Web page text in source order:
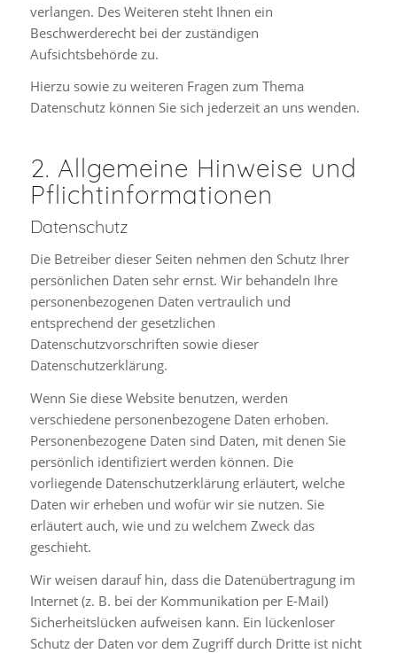
verlangen. Des Weiteren steht Ihnen ein
Beschwerderecht bei der zuständigen
Aufsichtsbehörde zu.
Hierzu sowie zu weiteren Fragen zum Thema
Datenschutz können Sie sich jederzeit an uns wenden.
2. Allgemeine Hinweise und
Pflicht­informationen
Datenschutz
Die Betreiber dieser Seiten nehmen den Schutz Ihrer
persönlichen Daten sehr ernst. Wir behandeln Ihre
personenbezogenen Daten vertraulich und
entsprechend der gesetzlichen
Datenschutzvorschriften sowie dieser
Datenschutzerklärung.
Wenn Sie diese Website benutzen, werden
verschiedene personenbezogene Daten erhoben.
Personenbezogene Daten sind Daten, mit denen Sie
persönlich identifiziert werden können. Die
vorliegende Datenschutzerklärung erläutert, welche
Daten wir erheben und wofür wir sie nutzen. Sie
erläutert auch, wie und zu welchem Zweck das
geschieht.
Wir weisen darauf hin, dass die Datenübertragung im
Internet (z. B. bei der Kommunikation per E-Mail)
Sicherheitslücken aufweisen kann. Ein lückenloser
Schutz der Daten vor dem Zugriff durch Dritte ist nicht